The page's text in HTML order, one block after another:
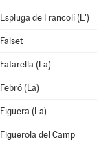
Espluga de Francolí (L')
Falset
Fatarella (La)
Febró (La)
Figuera (La)
Figuerola del Camp